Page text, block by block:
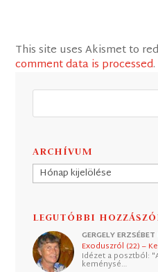
This site uses Akismet to
comment data is processed.
ARCHÍVUM
Archívum
LEGUTÓBBI
GERGELY ERZSÉBET
Exoduszról (22) –
Idézet a posztból:
keménysé…